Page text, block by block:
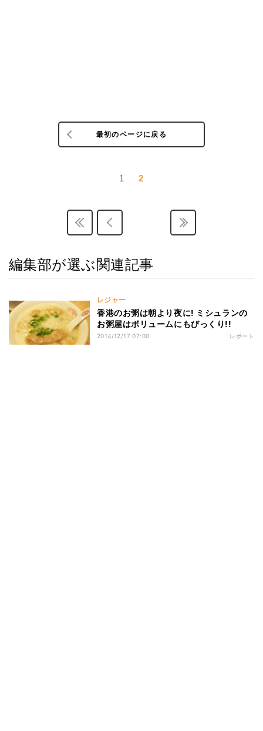
最初のページに戻る
1 2
編集部が選ぶ関連記事
レジャー
香港のお粥は朝より夜に! ミシュランの
お粥屋はボリュームにもびっくり!!
2014/12/17 07:00 レポート